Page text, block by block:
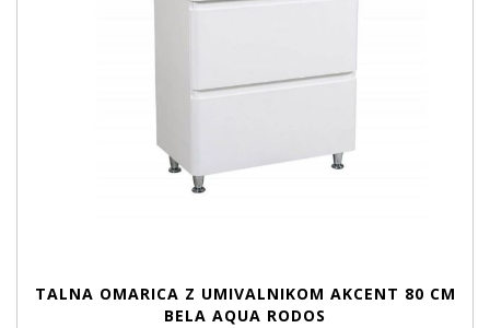
TALNA OMARICA Z UMIVALNIKOM AKCENT 80 CM
BELA AQUA RODOS